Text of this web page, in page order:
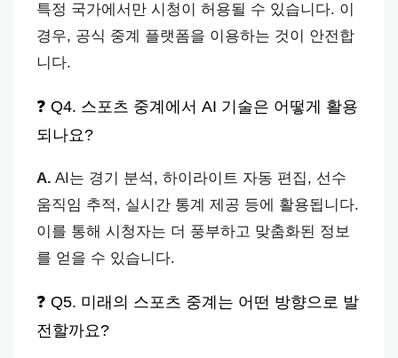
특정 국가에서만 시청이 허용될 수 있습니다. 이
경우, 공식 중계 플랫폼을 이용하는 것이 안전합
니다.
❓ Q4. 스포츠 중계에서 AI 기술은 어떻게 활용
되나요?
A. AI는 경기 분석, 하이라이트 자동 편집, 선수
움직임 추적, 실시간 통계 제공 등에 활용됩니다.
이를 통해 시청자는 더 풍부하고 맞춤화된 정보
를 얻을 수 있습니다.
❓ Q5. 미래의 스포츠 중계는 어떤 방향으로 발
전할까요?